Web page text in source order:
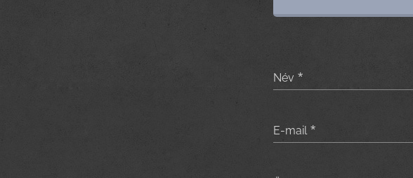
Név
E-mail